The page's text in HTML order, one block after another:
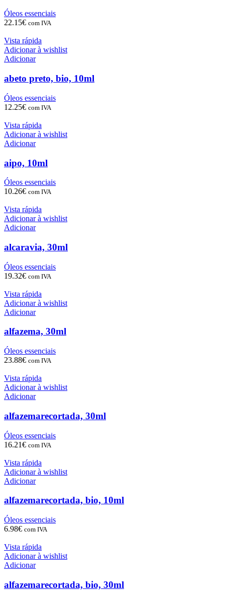
Óleos essenciais
22.15€ com IVA
Vista rápida
Adicionar à wishlist
Adicionar
abeto preto, bio, 10ml
Óleos essenciais
12.25€ com IVA
Vista rápida
Adicionar à wishlist
Adicionar
aipo, 10ml
Óleos essenciais
10.26€ com IVA
Vista rápida
Adicionar à wishlist
Adicionar
alcaravia, 30ml
Óleos essenciais
19.32€ com IVA
Vista rápida
Adicionar à wishlist
Adicionar
alfazema, 30ml
Óleos essenciais
23.88€ com IVA
Vista rápida
Adicionar à wishlist
Adicionar
alfazemarecortada, 30ml
Óleos essenciais
16.21€ com IVA
Vista rápida
Adicionar à wishlist
Adicionar
alfazemarecortada, bio, 10ml
Óleos essenciais
6.98€ com IVA
Vista rápida
Adicionar à wishlist
Adicionar
alfazemarecortada, bio, 30ml